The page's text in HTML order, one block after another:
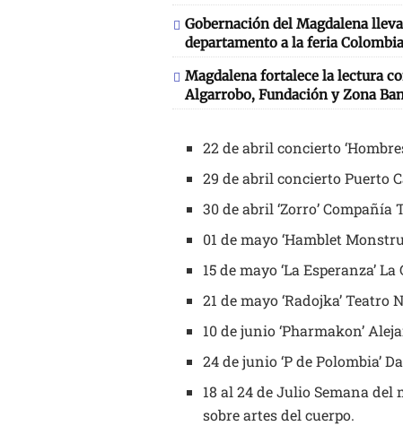
Gobernación del Magdalena
departamento a la feria
Magdalena fortalece la lectura
Algarrobo, Fundación y Zona
22 de abril concierto
29 de abril concierto Puerto
30 de abril ‘Zorro’
01 de mayo ‘Hamblet
15 de mayo ‘La Esperanza’
21 de mayo ‘Radojka’ Teatro
10 de junio ‘Pharmakon’
24 de junio ‘P de Polombia’
18 al 24 de Julio Semana
sobre artes del cuerpo.